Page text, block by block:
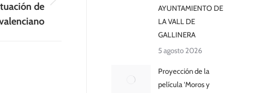
de
AYUNTAMIENTO DE
LA VALL DE
GALLINERA
5 agosto 2026
Proyección de la
película ‘Moros y